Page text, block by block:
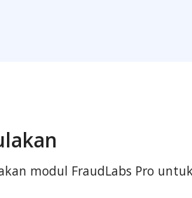
modul FraudLabs Pro